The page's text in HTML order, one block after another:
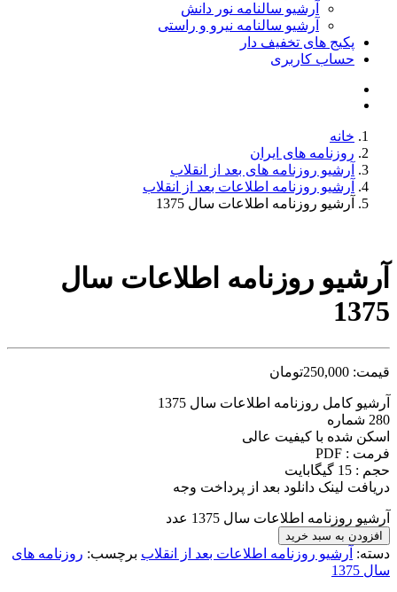
آرشیو سالنامه نور دانش
آرشیو سالنامه نیرو و راستی
پکیج های تخفیف دار
حساب کاربری
خانه
روزنامه های ایران
آرشیو روزنامه های بعد از انقلاب
آرشیو روزنامه اطلاعات بعد از انقلاب
آرشیو روزنامه اطلاعات سال 1375
آرشیو روزنامه اطلاعات سال
1375
قیمت: 250,000تومان
آرشیو کامل روزنامه اطلاعات سال 1375
280 شماره
اسکن شده با کیفیت عالی
فرمت : PDF
حجم : 15 گیگابایت
دریافت لینک دانلود بعد از پرداخت وجه
آرشیو روزنامه اطلاعات سال 1375 عدد
افزودن به سبد خرید
دسته: آرشیو روزنامه اطلاعات بعد از انقلاب برچسب: روزنامه های
سال 1375